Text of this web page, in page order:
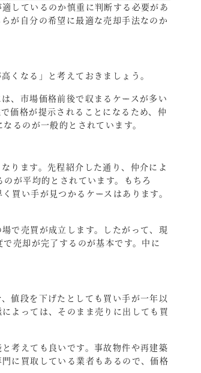
しているのか慎重に判断する必要があ
が自分の希望に最適な売却手法なのか
くなる」と考えておきましょう。
、市場価格前後で収まるケースが多い
価格が提示されることになるため、仲
るのが一般的とされています。
ります。先程紹介した通り、仲介によ
が平均的とされています。もちろ
買い手が見つかるケースはあります。
で売買が成立します。したがって、現
売却が完了するのが基本です。中に
値段を下げたとしても買い手が一年以
よっては、そのまま売りに出しても買
考えても良いです。事故物件や再建築
に買取している業者もあるので、価格